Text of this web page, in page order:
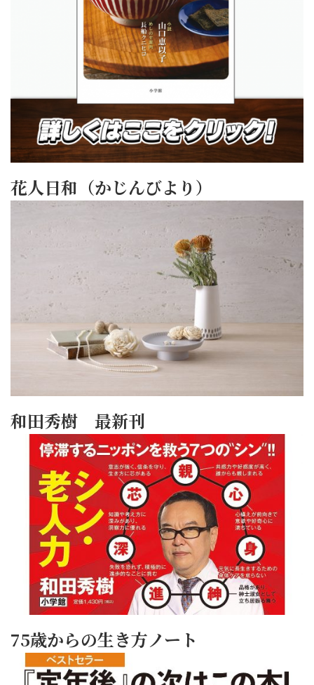
花人日和（かじんびより）
和田秀樹 最新刊
75歳からの生き方ノート